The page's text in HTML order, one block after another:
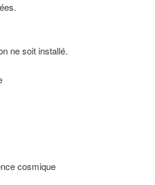
ne soit installé.
cosmique